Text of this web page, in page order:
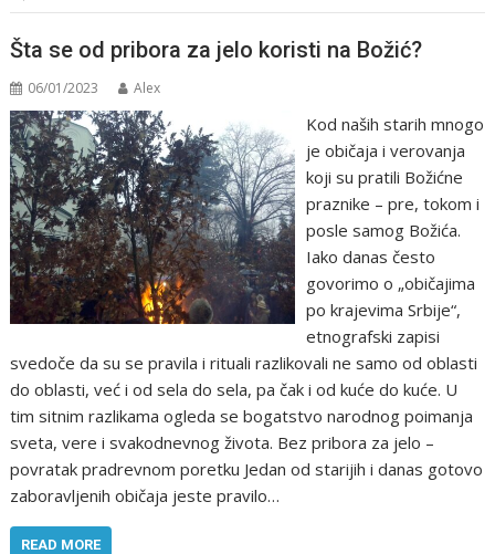
Šta se od pribora za jelo koristi na Božić?
06/01/2023 Alex
Kod naših starih mnogo
je običaja i verovanja
koji su pratili Božićne
praznike – pre, tokom i
posle samog Božića.
Iako danas često
govorimo o „običajima
po krajevima Srbije“,
etnografski zapisi
svedoče da su se pravila i rituali razlikovali ne samo od oblasti
do oblasti, već i od sela do sela, pa čak i od kuće do kuće. U
tim sitnim razlikama ogleda se bogatstvo narodnog poimanja
sveta, vere i svakodnevnog života. Bez pribora za jelo –
povratak pradrevnom poretku Jedan od starijih i danas gotovo
zaboravljenih običaja jeste pravilo…
READ MORE